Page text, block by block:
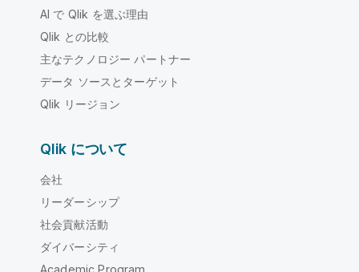
AI で Qlik を選ぶ理由
Qlik との比較
主なテクノロジー パートナー
データ ソースとターゲット
Qlik リージョン
Qlik について
会社
リーダーシップ
社会貢献活動
ダイバーシティ